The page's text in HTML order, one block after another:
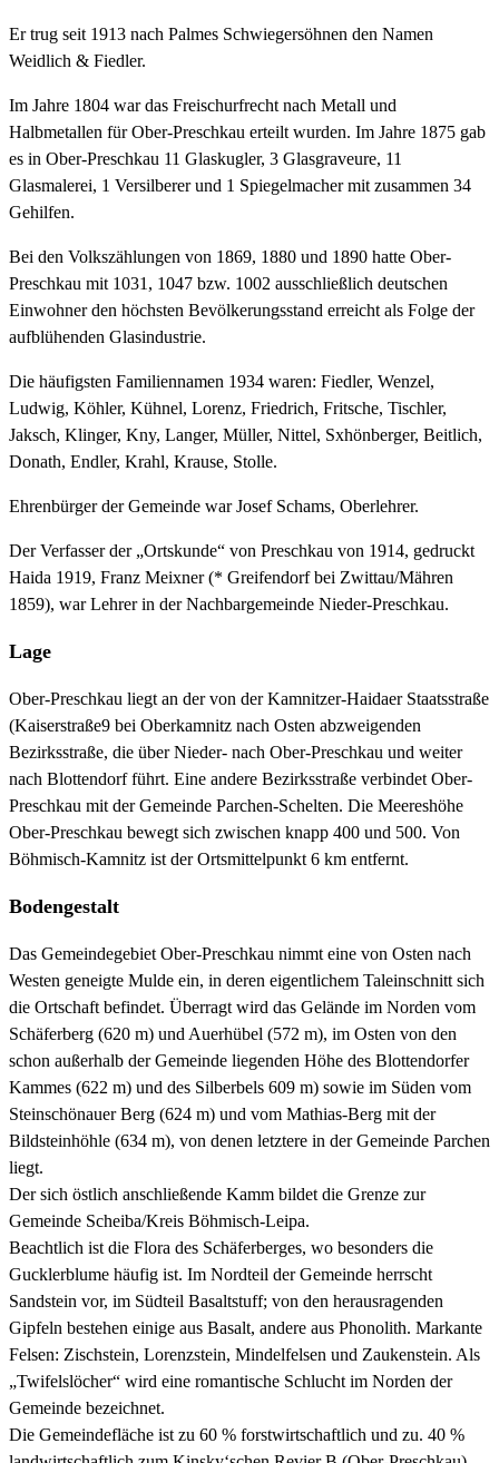
Er trug seit 1913 nach Palmes Schwiegersöhnen den Namen
Weidlich & Fiedler.
Im Jahre 1804 war das Freischurfrecht nach Metall und
Halbmetallen für Ober-Preschkau erteilt wurden. Im Jahre 1875 gab
es in Ober-Preschkau 11 Glaskugler, 3 Glasgraveure, 11
Glasmalerei, 1 Versilberer und 1 Spiegelmacher mit zusammen 34
Gehilfen.
Bei den Volkszählungen von 1869, 1880 und 1890 hatte Ober-
Preschkau mit 1031, 1047 bzw. 1002 ausschließlich deutschen
Einwohner den höchsten Bevölkerungsstand erreicht als Folge der
aufblühenden Glasindustrie.
Die häufigsten Familiennamen 1934 waren: Fiedler, Wenzel,
Ludwig, Köhler, Kühnel, Lorenz, Friedrich, Fritsche, Tischler,
Jaksch, Klinger, Kny, Langer, Müller, Nittel, Sxhönberger, Beitlich,
Donath, Endler, Krahl, Krause, Stolle.
Ehrenbürger der Gemeinde war Josef Schams, Oberlehrer.
Der Verfasser der „Ortskunde“ von Preschkau von 1914, gedruckt
Haida 1919, Franz Meixner (* Greifendorf bei Zwittau/Mähren
1859), war Lehrer in der Nachbargemeinde Nieder-Preschkau.
Lage
Ober-Preschkau liegt an der von der Kamnitzer-Haidaer Staatsstraße
(Kaiserstraße9 bei Oberkamnitz nach Osten abzweigenden
Bezirksstraße, die über Nieder- nach Ober-Preschkau und weiter
nach Blottendorf führt. Eine andere Bezirksstraße verbindet Ober-
Preschkau mit der Gemeinde Parchen-Schelten. Die Meereshöhe
Ober-Preschkau bewegt sich zwischen knapp 400 und 500. Von
Böhmisch-Kamnitz ist der Ortsmittelpunkt 6 km entfernt.
Bodengestalt
Das Gemeindegebiet Ober-Preschkau nimmt eine von Osten nach
Westen geneigte Mulde ein, in deren eigentlichem Taleinschnitt sich
die Ortschaft befindet. Überragt wird das Gelände im Norden vom
Schäferberg (620 m) und Auerhübel (572 m), im Osten von den
schon außerhalb der Gemeinde liegenden Höhe des Blottendorfer
Kammes (622 m) und des Silberbels 609 m) sowie im Süden vom
Steinschönauer Berg (624 m) und vom Mathias-Berg mit der
Bildsteinhöhle (634 m), von denen letztere in der Gemeinde Parchen
liegt.
Der sich östlich anschließende Kamm bildet die Grenze zur
Gemeinde Scheiba/Kreis Böhmisch-Leipa.
Beachtlich ist die Flora des Schäferberges, wo besonders die
Gucklerblume häufig ist. Im Nordteil der Gemeinde herrscht
Sandstein vor, im Südteil Basaltstuff; von den herausragenden
Gipfeln bestehen einige aus Basalt, andere aus Phonolith. Markante
Felsen: Zischstein, Lorenzstein, Mindelfelsen und Zaukenstein. Als
„Twifelslöcher“ wird eine romantische Schlucht im Norden der
Gemeinde bezeichnet.
Die Gemeindefläche ist zu 60 % forstwirtschaftlich und zu. 40 %